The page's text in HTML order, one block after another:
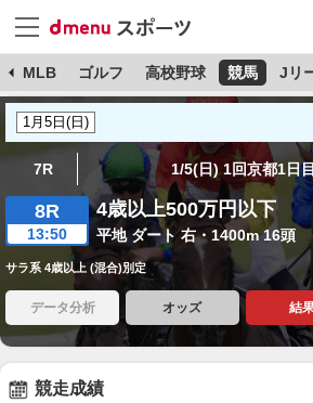
MLB ゴルフ 高校野球 競馬 Jリ
7R 1/5(日) 1回京都1日目
8R
13:50
4歳以上500万円以下
平地 ダート 右・1400m 16頭
サラ系 4歳以上 (混合)別定
データ分析 オッズ 結
競走成績